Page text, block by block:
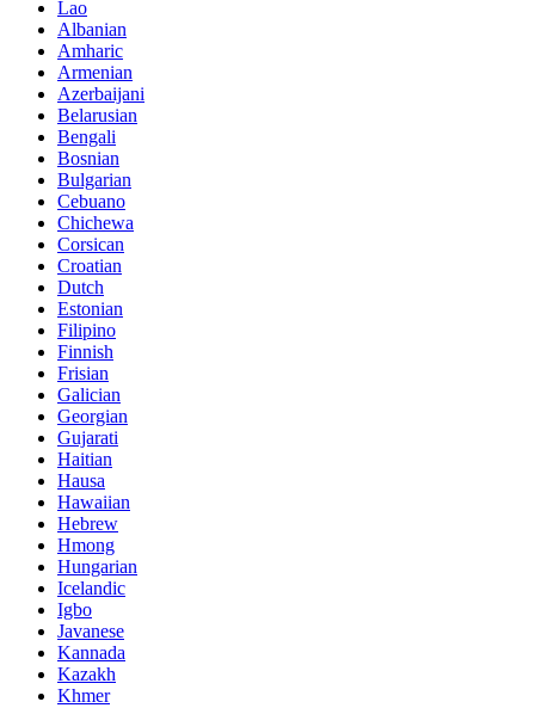
Lao
Albanian
Amharic
Armenian
Azerbaijani
Belarusian
Bengali
Bosnian
Bulgarian
Cebuano
Chichewa
Corsican
Croatian
Dutch
Estonian
Filipino
Finnish
Frisian
Galician
Georgian
Gujarati
Haitian
Hausa
Hawaiian
Hebrew
Hmong
Hungarian
Icelandic
Igbo
Javanese
Kannada
Kazakh
Khmer